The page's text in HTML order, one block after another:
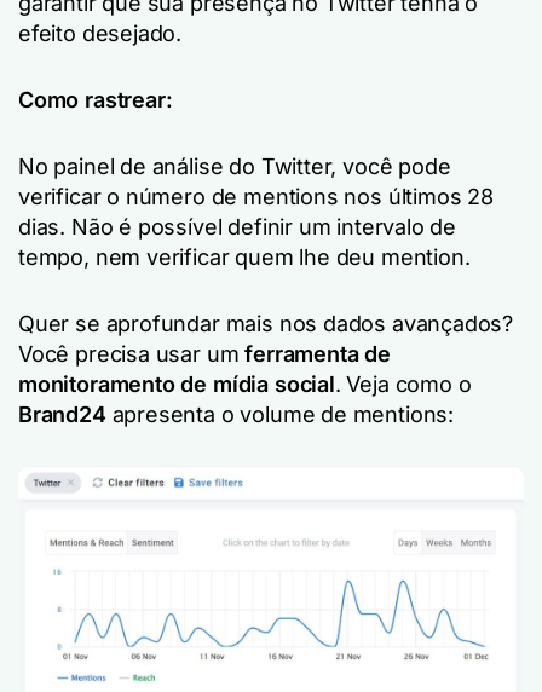
efeito desejado.
Como rastrear:
No painel de análise do Twitter, você pode
verificar o número de mentions nos últimos 28
dias. Não é possível definir um intervalo de
tempo, nem verificar quem lhe deu mention.
Quer se aprofundar mais nos dados avançados?
Você precisa usar umferramenta de
monitoramento de mídia social. Veja como o
Brand24apresenta o volume de mentions: